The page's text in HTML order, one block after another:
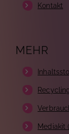
Kontakt
MEHR
Mediakit